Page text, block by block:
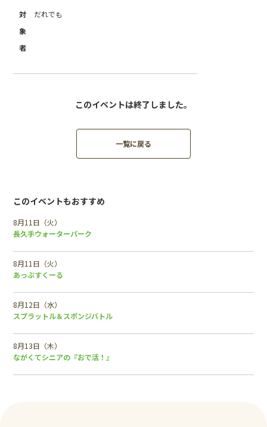
対
象
者
だれでも
このイベントは終了しました。
一覧に戻る
このイベントもおすすめ
8月11日（火）
長久手ウォーターパーク
8月11日（火）
あっぷすくーる
8月12日（水）
スプラットル＆スポンジバトル
8月13日（木）
ながくてシニアの『おで活！』